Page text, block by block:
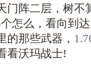
门阵二层，树不
怎么，看向到
的那些武器，
看沃玛战士!